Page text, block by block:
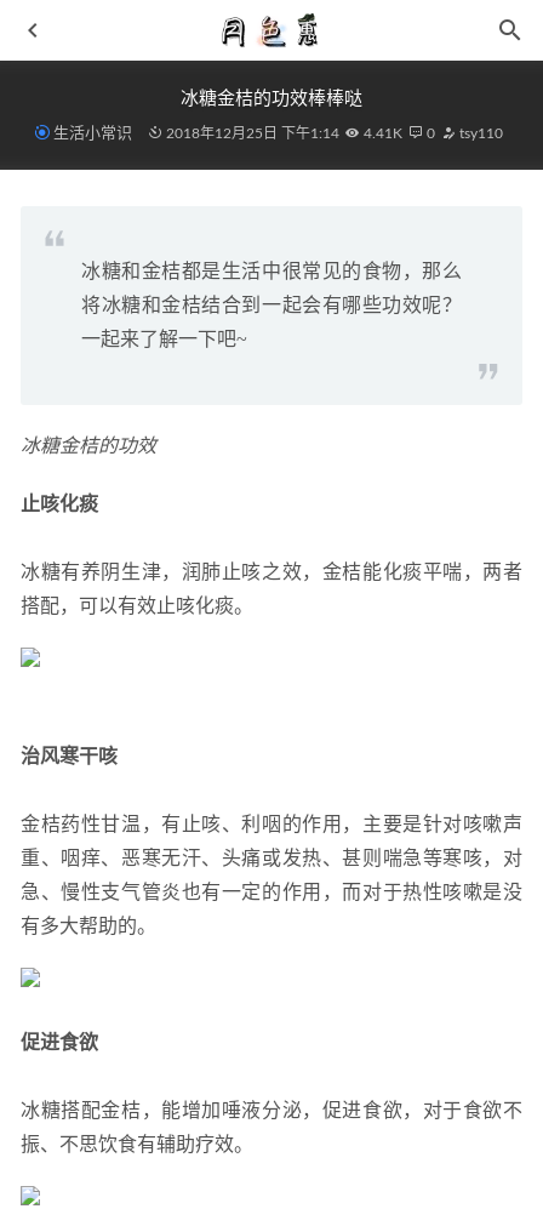
冰糖金桔的功效棒棒哒
生活小常识 2018年12月25日 下午1:14 4.41K 0 tsy110
冰糖和金桔都是生活中很常见的食物，那么
将冰糖和金桔结合到一起会有哪些功效呢？
一起来了解一下吧~
冰糖金桔的功效
止咳化痰
冰糖有养阴生津，润肺止咳之效，金桔能化痰平喘，两者
搭配，可以有效止咳化痰。
治风寒干咳
金桔药性甘温，有止咳、利咽的作用，主要是针对咳嗽声
重、咽痒、恶寒无汗、头痛或发热、甚则喘急等寒咳，对
急、慢性支气管炎也有一定的作用，而对于热性咳嗽是没
有多大帮助的。
促进食欲
冰糖搭配金桔，能增加唾液分泌，促进食欲，对于食欲不
振、不思饮食有辅助疗效。
78 元就能买 Gucci 球鞋！年轻人的首件奢侈品！ 2021-03-
2021-11-
2021-12-03